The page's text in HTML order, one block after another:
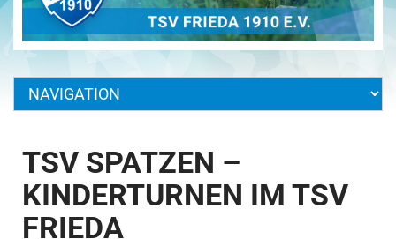
TSV SPATZEN –
KINDERTURNEN IM TSV
FRIEDA